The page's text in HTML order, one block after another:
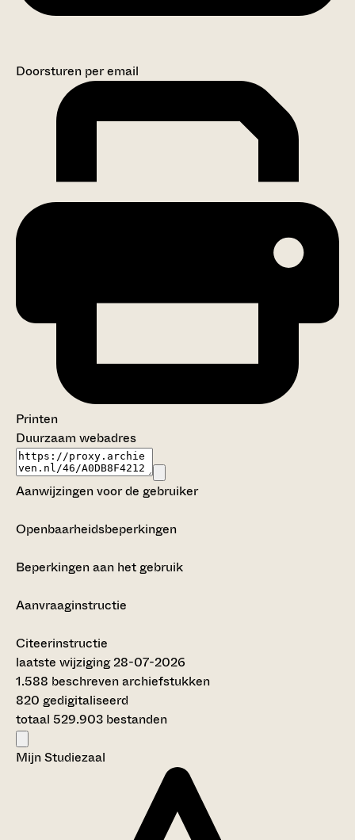
Doorsturen per email
Printen
Duurzaam webadres
Aanwijzingen voor de gebruiker
Openbaarheidsbeperkingen
Beperkingen aan het gebruik
Aanvraaginstructie
Citeerinstructie
laatste wijziging 28-07-2026
1.588 beschreven archiefstukken
820 gedigitaliseerd
totaal 529.903 bestanden
Mijn Studiezaal